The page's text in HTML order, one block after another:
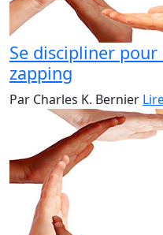
Se discipliner
zapping
Par Charles K. Bernier